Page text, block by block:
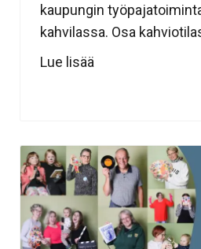
kaupungin
kahvilassa. Osa
Lue lisää